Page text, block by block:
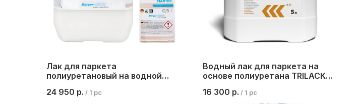
Лак для паркета
полиуретановый на водной
CeramicStar, полуматовый, 5,5
24 950 р. / 1 pc
Водный лак для паркета на
основе полиуретана TRILACK
16 300 р. / 1 pc